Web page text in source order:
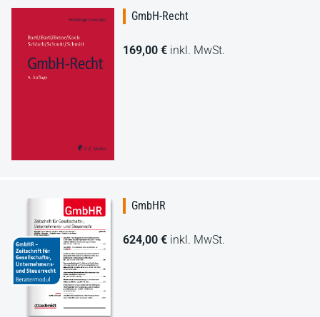
GmbH-Recht
169,00 € inkl. MwSt.
GmbHR
624,00 € inkl. MwSt.